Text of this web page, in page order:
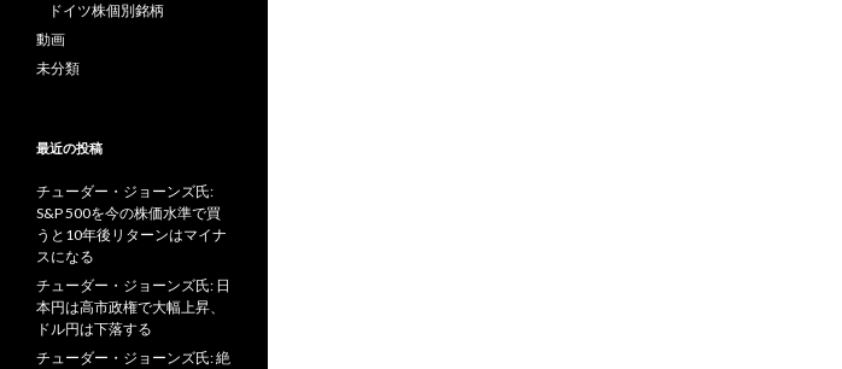
ドイツ株個別銘柄
動画
未分類
最近の投稿
チューダー・ジョーンズ氏:
S&P 500を今の株価水準で買
うと10年後リターンはマイナ
スになる
チューダー・ジョーンズ氏: 日
本円は高市政権で大幅上昇、
ドル円は下落する
チューダー・ジョーンズ氏: 絶